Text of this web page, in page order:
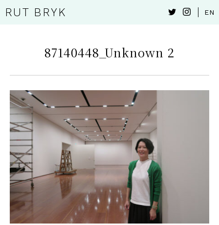
RUT BRYK EN
87140448_Unknown 2